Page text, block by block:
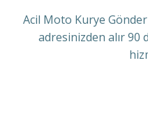
Acil Moto Kurye
adresinizden alır 90